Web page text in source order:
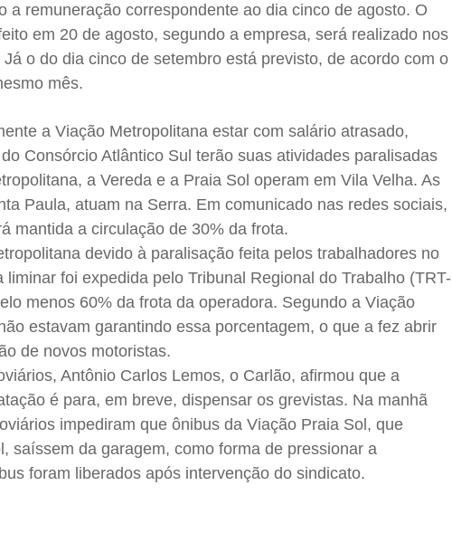
a remuneração correspondente ao dia cinco de agosto. O
em 20 de agosto, segundo a empresa, será realizado nos
o do dia cinco de setembro está previsto, de acordo com o
mês.
a Viação Metropolitana estar com salário atrasado,
Consórcio Atlântico Sul terão suas atividades paralisadas
a Vereda e a Praia Sol operam em Vila Velha. As
Paula, atuam na Serra. Em comunicado nas redes sociais,
mantida a circulação de 30% da frota.
devido à paralisação feita pelos trabalhadores no
foi expedida pelo Tribunal Regional do Trabalho (TRT-
menos 60% da frota da operadora. Segundo a Viação
estavam garantindo essa porcentagem, o que a fez abrir
de novos motoristas.
Antônio Carlos Lemos, o Carlão, afirmou que a
é para, em breve, dispensar os grevistas. Na manhã
impediram que ônibus da Viação Praia Sol, que
saíssem da garagem, como forma de pressionar a
foram liberados após intervenção do sindicato.